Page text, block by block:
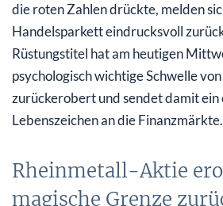
die roten Zahlen drückte, melden
Handelsparkett eindrucksvoll
Rüstungstitel hat am heutigen
psychologisch wichtige Schwelle
zurückerobert und sendet damit ein
Lebenszeichen an die Finanzmärkte.
Rheinmetall-Aktie
magische Grenze